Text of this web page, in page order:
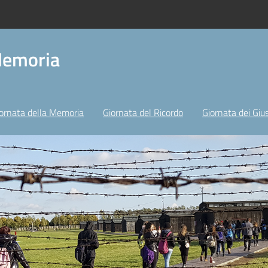
della Memoria Giornata del Ricordo Giornata dei